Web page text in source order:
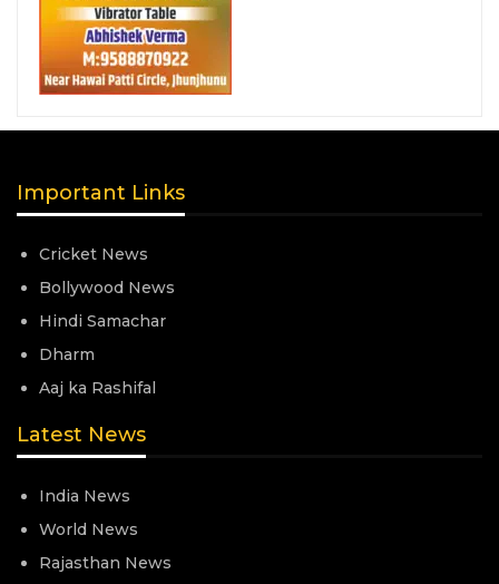
Important Links
Cricket News
Bollywood News
Hindi Samachar
Dharm
Aaj ka Rashifal
Latest News
India News
World News
Rajasthan News